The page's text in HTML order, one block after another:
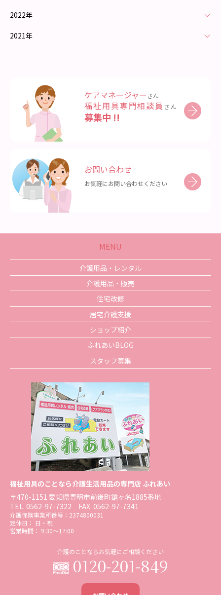
2022年
2021年
ケアマネージャーさん
福祉用具専門相談員 さん
募集中 !!
お問い合わせ
お気軽にお問い合わせください
MENU
介護用品・レンタル
介護用品・販売
住宅改修
居宅介護支援
ショップ紹介
ふれあいBLOG
スタッフ募集
福祉用具のことなら介護生活用品の専門店 ふれあい
〒470-1151 愛知県豊明市前後町鎗ヶ名1885番地
TEL. 0562-97-7322 FAX. 0562-97-7341
介護保険事業所番号：2374800031
定休日： 日・祝
営業時間： 9:30〜17:00
介護のことならお気軽にご相談ください
0120-201-849